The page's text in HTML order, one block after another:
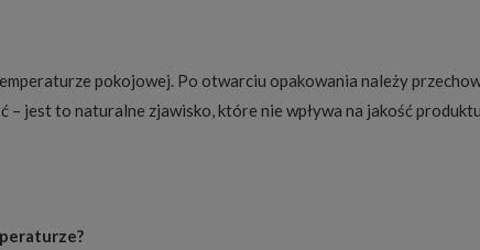
pokojowej. Po otwarciu opakowania należy
– jest to naturalne zjawisko, które nie wpływa na jakość